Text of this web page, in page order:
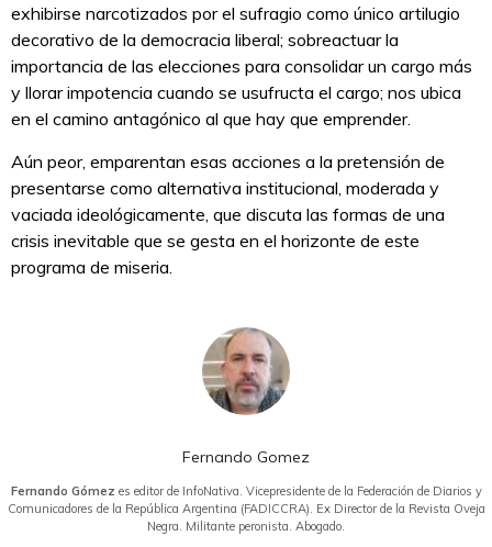
exhibirse narcotizados por el sufragio como único artilugio
decorativo de la democracia liberal; sobreactuar la
importancia de las elecciones para consolidar un cargo más
y llorar impotencia cuando se usufructa el cargo; nos ubica
en el camino antagónico al que hay que emprender.
Aún peor, emparentan esas acciones a la pretensión de
presentarse como alternativa institucional, moderada y
vaciada ideológicamente, que discuta las formas de una
crisis inevitable que se gesta en el horizonte de este
programa de miseria.
Fernando Gomez
Fernando Gómez es editor de InfoNativa. Vicepresidente de la Federación de Diarios y
Comunicadores de la República Argentina (FADICCRA). Ex Director de la Revista Oveja
Negra. Militante peronista. Abogado.